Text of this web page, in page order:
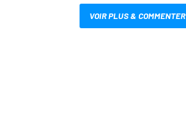
VOIR PLUS & COMMENTER